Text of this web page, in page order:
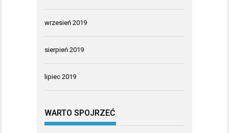
wrzesień 2019
sierpień 2019
lipiec 2019
WARTO SPOJRZEĆ